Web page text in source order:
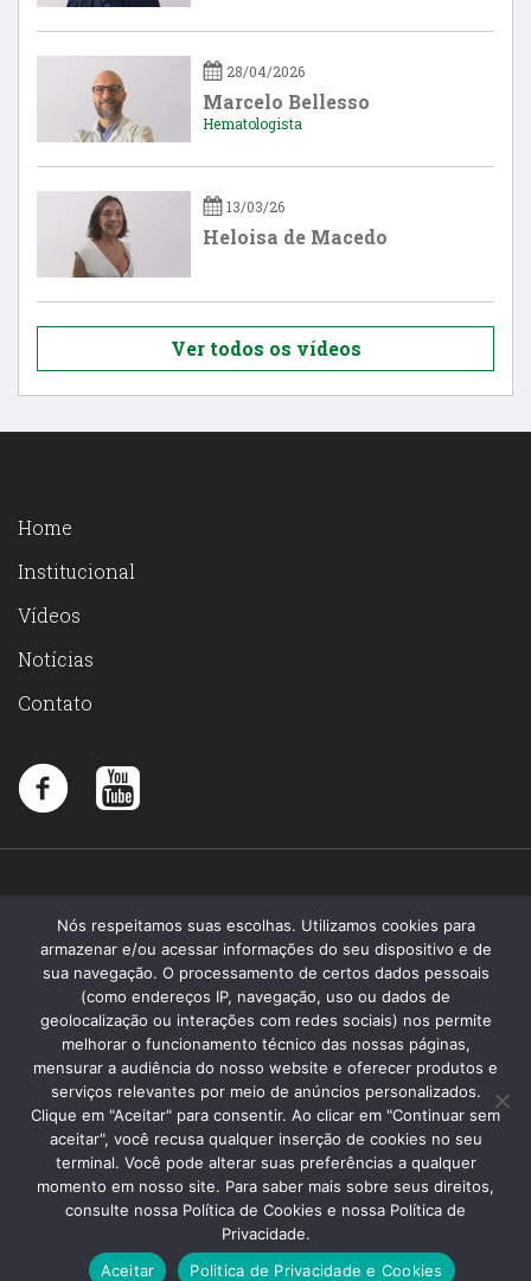
28/04/2026
Marcelo Bellesso
Hematologista
13/03/26
Heloisa de Macedo
Ver todos os vídeos
Home
Institucional
Vídeos
Notícias
Contato
Santa Memória 2019 - Todos os direitos reservados
Faculdade de Ciências Médicas da Santa Casa de São Paulo
Nós respeitamos suas escolhas. Utilizamos cookies para
armazenar e/ou acessar informações do seu dispositivo e de
sua navegação. O processamento de certos dados pessoais
(como endereços IP, navegação, uso ou dados de
geolocalização ou interações com redes sociais) nos permite
melhorar o funcionamento técnico das nossas páginas,
mensurar a audiência do nosso website e oferecer produtos e
serviços relevantes por meio de anúncios personalizados.
Clique em "Aceitar" para consentir. Ao clicar em "Continuar sem
aceitar", você recusa qualquer inserção de cookies no seu
terminal. Você pode alterar suas preferências a qualquer
momento em nosso site. Para saber mais sobre seus direitos,
consulte nossa Política de Cookies e nossa Política de
Privacidade.
Aceitar
Politica de Privacidade e Cookies